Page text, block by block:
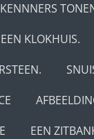
KLOKHUIS.
EEN